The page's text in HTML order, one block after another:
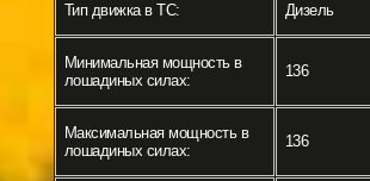
Тип движка в ТС: Дизель
Минимальная мощность в
лошадиных силах:
136
Максимальная мощность в
лошадиных силах:
136